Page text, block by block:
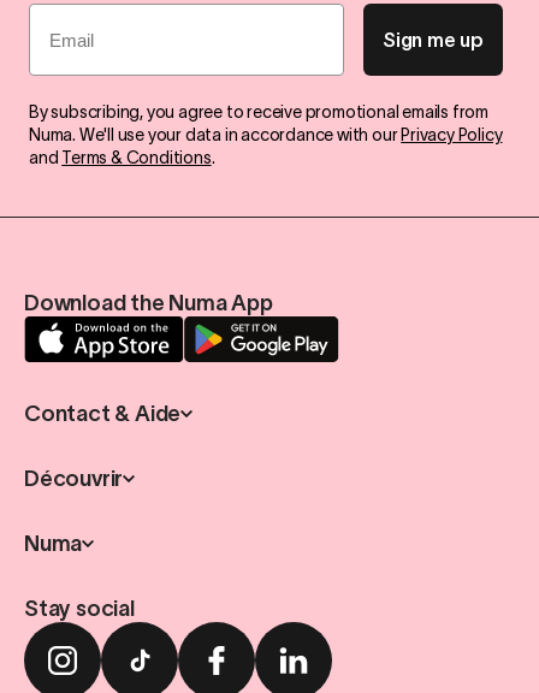
Email
Sign me up
By subscribing, you agree to receive promotional emails from
Numa. We'll use your data in accordance with our Privacy Policy
and Terms & Conditions.
Download the Numa App
Contact & Aide
Découvrir
Numa
Stay social